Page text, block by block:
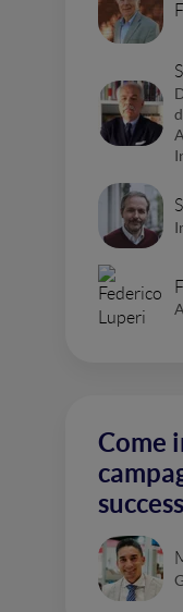
Come